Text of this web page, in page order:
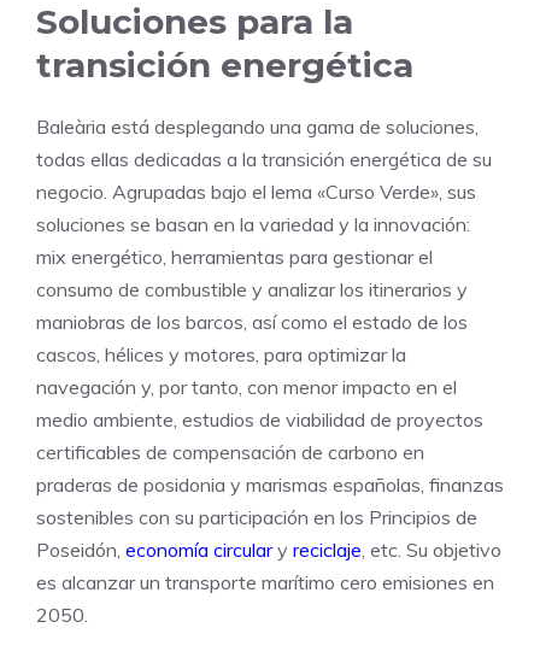
Soluciones para la
transición energética
Baleària está desplegando una gama de soluciones,
todas ellas dedicadas a la transición energética de su
negocio. Agrupadas bajo el lema «Curso Verde», sus
soluciones se basan en la variedad y la innovación:
mix energético, herramientas para gestionar el
consumo de combustible y analizar los itinerarios y
maniobras de los barcos, así como el estado de los
cascos, hélices y motores, para optimizar la
navegación y, por tanto, con menor impacto en el
medio ambiente, estudios de viabilidad de proyectos
certificables de compensación de carbono en
praderas de posidonia y marismas españolas, finanzas
sostenibles con su participación en los Principios de
Poseidón, economía circulary reciclaje, etc. Su objetivo
es alcanzar un transporte marítimo cero emisiones en
2050.